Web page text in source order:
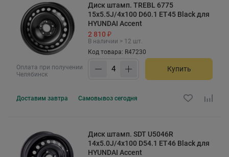
Оплата при получении
Челябинск
Диск штамп. TREBL 6775
15x5.5J/4x100 D60.1 ET45 Black для
HYUNDAI Accent
2 810 ₽
В наличии > 12 шт.
Код товара: R47230
Купить
Доставим завтра Самовывоз сегодня
Диск штамп. SDT U5046R
14x5.0J/4x100 D54.1 ET46 Black для
HYUNDAI Accent